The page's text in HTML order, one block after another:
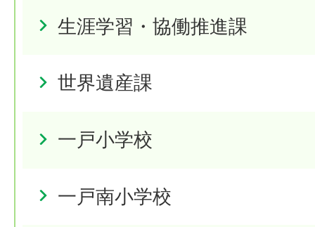
生涯学習・協働推進課
世界遺産課
一戸小学校
一戸南小学校